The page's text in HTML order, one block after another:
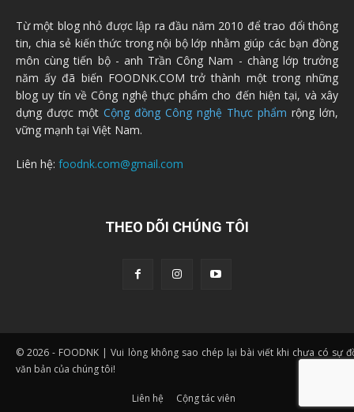
Từ một blog nhỏ được lập ra đầu năm 2010 để trao đổi thông
tin, chia sẻ kiến thức trong nội bộ lớp nhằm giúp các bạn đồng
môn cùng tiến bộ - anh Trần Công Nam - chàng lớp trưởng
năm ấy đã biến FOODNK.COM trở thành một trong những
blog uy tín về Công nghệ thực phẩm cho đến hiện tại, và xây
dựng được một Cộng đồng Công nghệ Thực phẩm rộng lớn,
vững mạnh tại Việt Nam.
Liên hệ: foodnk.com@gmail.com
THEO DÕI CHÚNG TÔI
© 2026 - FOODNK | Vui lòng không sao chép lại bài viết khi chưa có sự
văn bản của chúng tôi!
Liên hệ Cộng tác viên